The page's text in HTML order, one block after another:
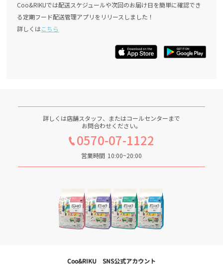
Coo&RIKUでは配送スケジュールや次回のお届け日を簡単に確認でき
る定期フード配送管理アプリをリリースしました！
詳しくはこちら
詳しくは店舗スタッフ、またはコールセンターまで
お問合わせください。
0570-07-1122
営業時間 10:00~20:00
Coo&RIKU SNS公式アカウント